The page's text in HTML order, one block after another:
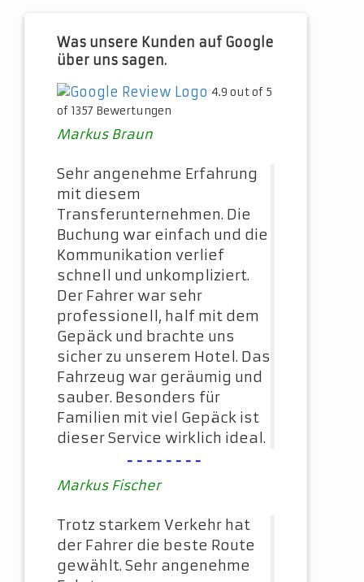
Was unsere Kunden auf Google
über uns sagen.
4.9 out of 5
of 1357 Bewertungen
Markus Braun
Sehr angenehme Erfahrung
mit diesem
Transferunternehmen. Die
Buchung war einfach und die
Kommunikation verlief
schnell und unkompliziert.
Der Fahrer war sehr
professionell, half mit dem
Gepäck und brachte uns
sicher zu unserem Hotel. Das
Fahrzeug war geräumig und
sauber. Besonders für
Familien mit viel Gepäck ist
dieser Service wirklich ideal.
--------
Markus Fischer
Trotz starkem Verkehr hat
der Fahrer die beste Route
gewählt. Sehr angenehme